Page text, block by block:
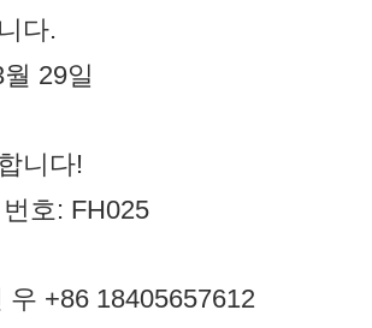
다.
29일
니다!
호: FH025
우 +86 18405657612